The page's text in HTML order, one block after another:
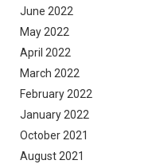
June 2022
May 2022
April 2022
March 2022
February 2022
January 2022
October 2021
August 2021